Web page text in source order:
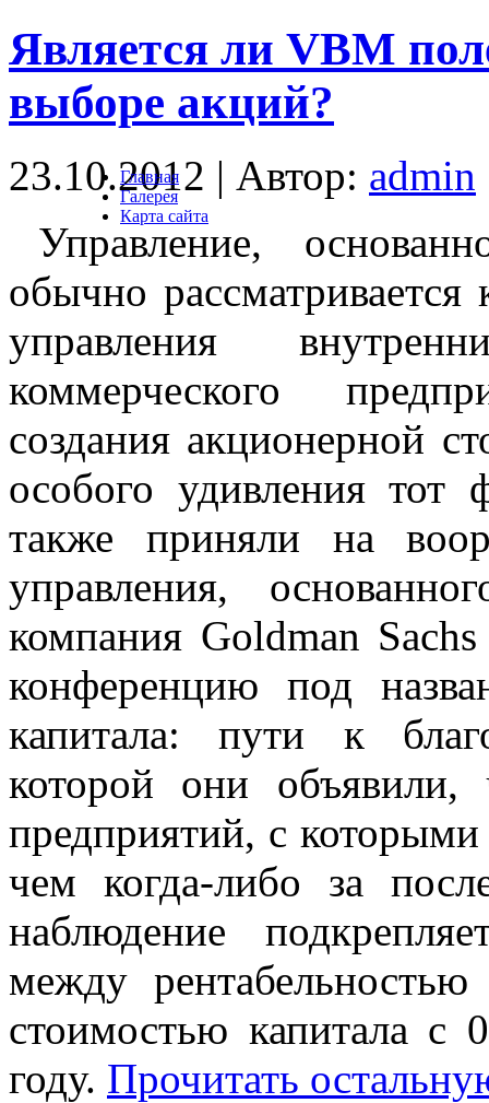
Главная
Галерея
Карта сайта
Является ли VBM
выборе акций?
23.10.2012 | Автор: admin
Управление,
обычно рассматривается
управления
коммерческого
создания акционерной
особого удивления тот
также приняли на
управления,
компания Goldman
конференцию под
капитала: пути к
которой они
предприятий, с
чем когда-либо за
наблюдение
между рентабельностью
стоимостью капитала
году. Прочитать